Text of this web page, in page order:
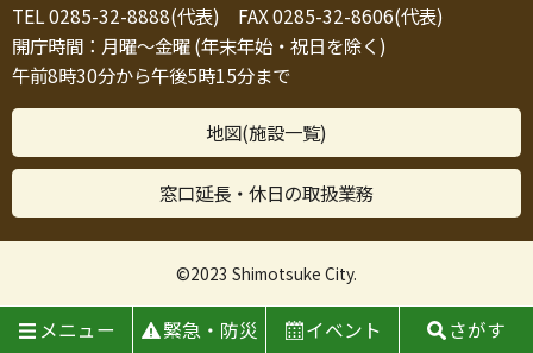
TEL 0285-32-8888(代表) FAX 0285-32-8606(代表)
開庁時間：月曜～金曜 (年末年始・祝日を除く)
午前8時30分から午後5時15分まで
地図(施設一覧)
窓口延長・休日の取扱業務
©2023 Shimotsuke City.
メニュー 緊急・防災 イベント さがす